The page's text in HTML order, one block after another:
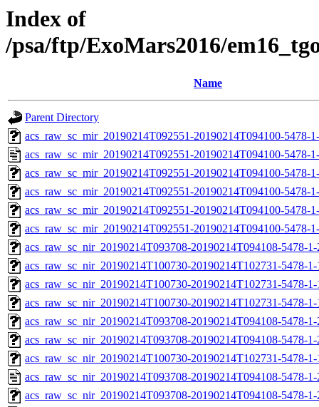
Index of
/psa/ftp/ExoMars2016/
Name
Parent Directory
acs_raw_sc_mir_20190214T092551-20190214T094100-5478-
acs_raw_sc_mir_20190214T092551-20190214T094100-5478-
acs_raw_sc_mir_20190214T092551-20190214T094100-5478-
acs_raw_sc_mir_20190214T092551-20190214T094100-5478-
acs_raw_sc_mir_20190214T092551-20190214T094100-5478-
acs_raw_sc_mir_20190214T092551-20190214T094100-5478-
acs_raw_sc_nir_20190214T093708-20190214T094108-5478-
acs_raw_sc_nir_20190214T100730-20190214T102731-5478-
acs_raw_sc_nir_20190214T100730-20190214T102731-5478-
acs_raw_sc_nir_20190214T100730-20190214T102731-5478-
acs_raw_sc_nir_20190214T093708-20190214T094108-5478-
acs_raw_sc_nir_20190214T093708-20190214T094108-5478-
acs_raw_sc_nir_20190214T100730-20190214T102731-5478-
acs_raw_sc_nir_20190214T093708-20190214T094108-5478-
acs_raw_sc_nir_20190214T093708-20190214T094108-5478-